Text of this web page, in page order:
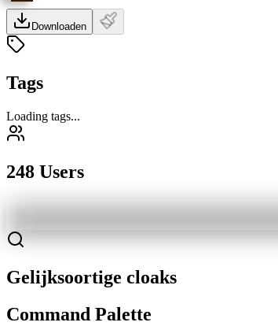
Downloaden
Tags
Loading tags...
248 Users
Gelijksoortige cloaks
Command Palette